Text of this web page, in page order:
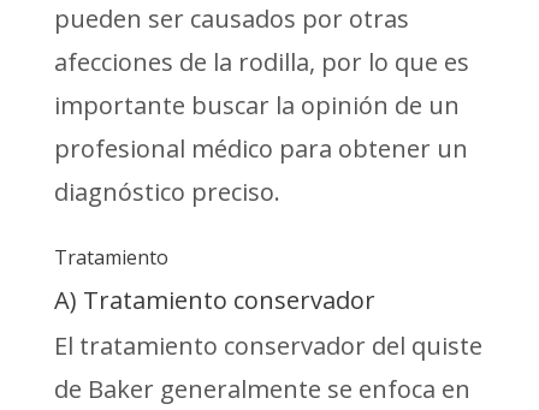
pueden ser causados por otras
afecciones de la rodilla, por lo que es
importante buscar la opinión de un
profesional médico para obtener un
diagnóstico preciso.
Tratamiento
A) Tratamiento conservador
El tratamiento conservador del quiste
de Baker generalmente se enfoca en